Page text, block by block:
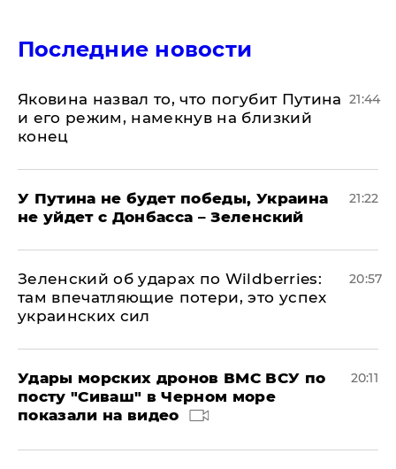
Последние новости
Яковина назвал то, что погубит Путина
и его режим, намекнув на близкий
конец
21:44
У Путина не будет победы, Украина
не уйдет с Донбасса – Зеленский
21:22
Зеленский об ударах по Wildberries:
там впечатляющие потери, это успех
украинских сил
20:57
Удары морских дронов ВМС ВСУ по
посту "Сиваш" в Черном море
показали на видео
20:11